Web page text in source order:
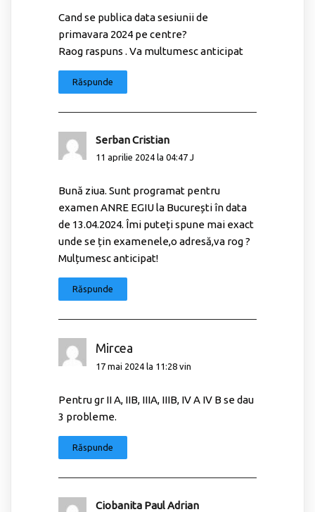
Cand se publica data sesiunii de
primavara 2024 pe centre?
Raog raspuns . Va multumesc anticipat
Răspunde
Serban Cristian
11 aprilie 2024 la 04:47 J
Bună ziua. Sunt programat pentru
examen ANRE EGIU la București în data
de 13.04.2024. Îmi puteți spune mai exact
unde se țin examenele,o adresă,va rog ?
Mulțumesc anticipat!
Răspunde
Mircea
17 mai 2024 la 11:28 vin
Pentru gr II A, IIB, IIIA, IIIB, IV A IV B se dau
3 probleme.
Răspunde
Ciobanita Paul Adrian